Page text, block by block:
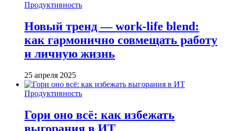
Продуктивность
Новый тренд — work-life blend:
как гармонично совмещать работу
и личную жизнь
25 апреля 2025
Продуктивность
Гори оно всё: как избежать